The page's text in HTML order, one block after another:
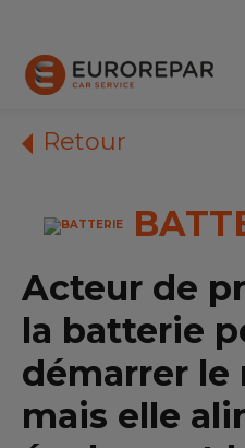
Prendre un rendez-
Notre enseigne
Nos promotions
Notre actualité
Nos prestations
Retour
Acteur de
la batterie
démarrer le
mais elle